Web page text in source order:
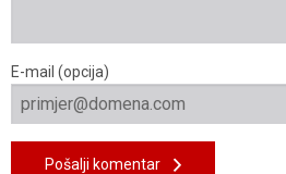
E-mail (opcija)
Pošalji komentar